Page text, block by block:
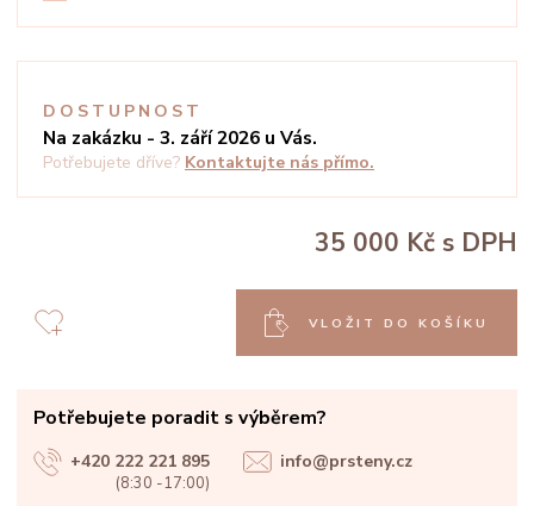
DOSTUPNOST
Na zakázku - 3. září 2026 u Vás.
Potřebujete dříve? Kontaktujte nás přímo.
35 000 Kč s DPH
VLOŽIT DO KOŠÍKU
Potřebujete poradit s výběrem?
+420 222 221 895
(8:30 -17:00)
info@prsteny.cz